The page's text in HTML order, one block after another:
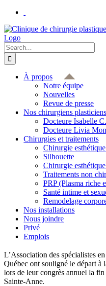
Skip
content
Search
for:
À propos
Notre équipe
Nouvelles
Revue de presse
Nos chirurgiens plasticiens
Docteure Isabelle
Docteure Livia
Chirurgies et traitements
Chirurgie
Silhouette
Chirurgie
Traitements non
PRP (Plasma riche
Santé intime et
Remodelage
Nos installations
Nous joindre
Privé
Emplois
L’Association des spécialistes
Québec ont souligné le départ
lors de leur congrès annuel la
Sainte-Anne.